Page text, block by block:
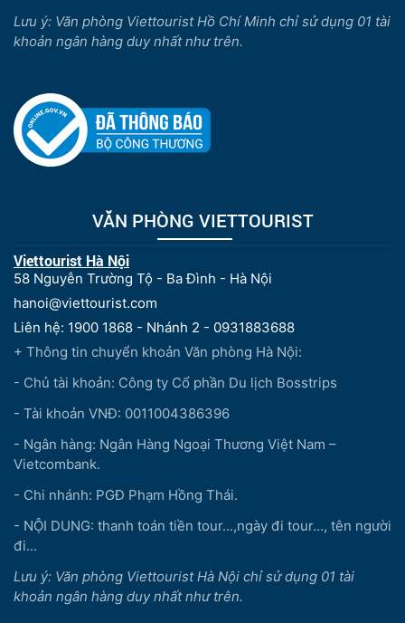
Lưu ý: Văn phòng Viettourist Hồ Chí Minh chỉ sử dụng 01 tài
khoản ngân hàng duy nhất như trên.
VĂN PHÒNG VIETTOURIST
Viettourist Hà Nội
58 Nguyễn Trường Tộ - Ba Đình - Hà Nội
hanoi@viettourist.com
Liên hệ: 1900 1868 - Nhánh 2 - 0931883688
+ Thông tin chuyển khoản Văn phòng Hà Nội:
- Chủ tài khoản: Công ty Cổ phần Du lịch Bosstrips
- Tài khoản VNĐ: 0011004386396
- Ngân hàng: Ngân Hàng Ngoại Thương Việt Nam –
Vietcombank.
- Chi nhánh: PGĐ Phạm Hồng Thái.
- NỘI DUNG: thanh toán tiền tour...,ngày đi tour..., tên người
đi...
Lưu ý: Văn phòng Viettourist Hà Nội chỉ sử dụng 01 tài
khoản ngân hàng duy nhất như trên.